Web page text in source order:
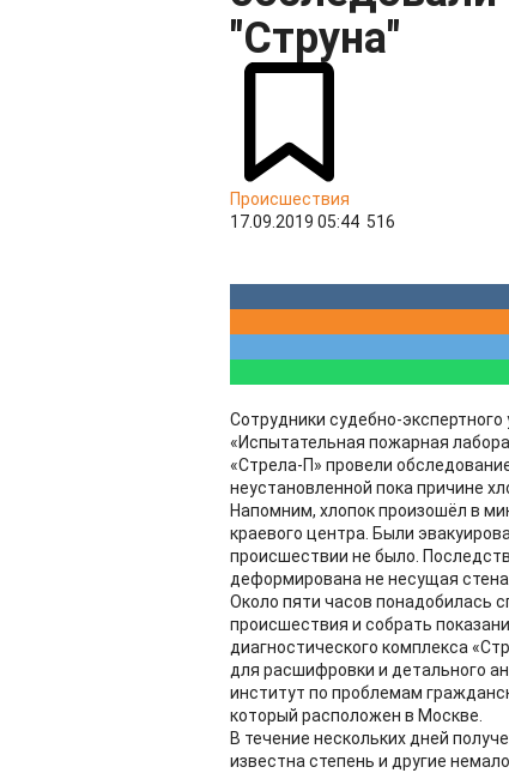
"Струна"
Происшествия
17.09.2019 05:44 516
Сотрудники судебно-
«Испытательная пожарная
«Стрела-П» провели
неустановленной пока причине
Напомним, хлопок произошёл в
краевого центра. Были
происшествии не было.
деформирована не несущая
Около пяти часов понадобилась
происшествия и собрать
диагностического комплекса
для расшифровки и детального
институт по проблемам
который расположен в Москве.
В течение нескольких дней
известна степень и другие